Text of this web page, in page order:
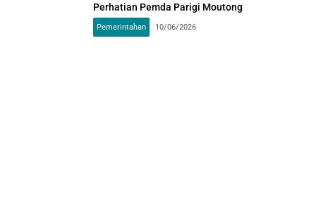
Perhatian Pemda Parigi Moutong
Pemerintahan 10/06/2026